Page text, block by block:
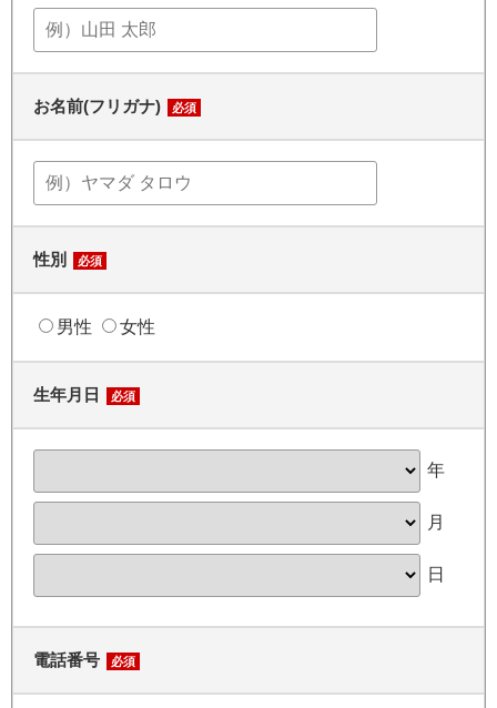
お名前(フリガナ) 必須
性別 必須
男性 女性
生年月日 必須
年
月
日
電話番号 必須